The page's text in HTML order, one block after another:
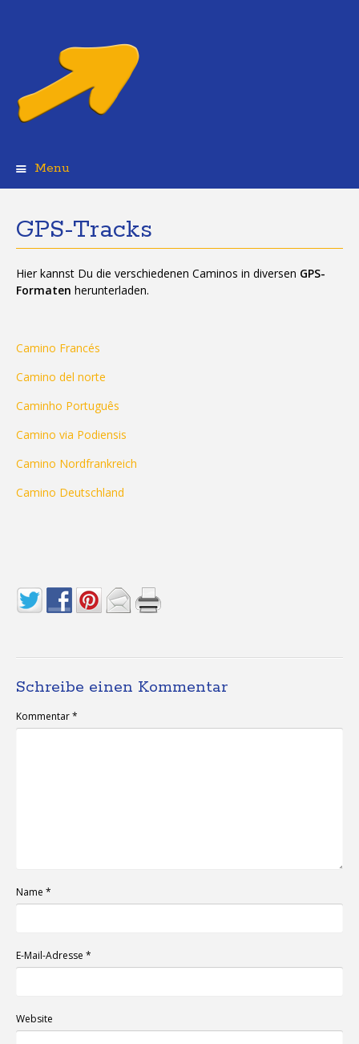
Menu
GPS-Tracks
Hier kannst Du die verschiedenen Caminos in diversen GPS-
Formaten herunterladen.
Camino Francés
Camino del norte
Caminho Português
Camino via Podiensis
Camino Nordfrankreich
Camino Deutschland
Schreibe einen Kommentar
Kommentar*
Name *
E-Mail-Adresse *
Website